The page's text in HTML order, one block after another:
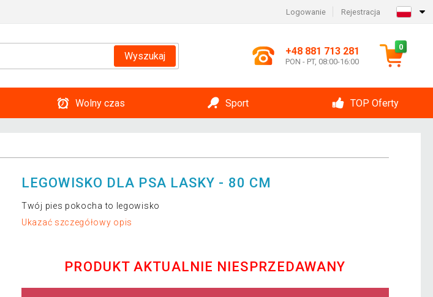
Logowanie Rejestracja
Wyszukaj +48 881 713 281
PON - PT, 08:00-16:00
0
Wolny czas Sport TOP Oferty
LEGOWISKO DLA PSA LASKY - 80 CM
Twój pies pokocha to legowisko
Ukazać szczegółowy opis
PRODUKT AKTUALNIE NIESPRZEDAWANY